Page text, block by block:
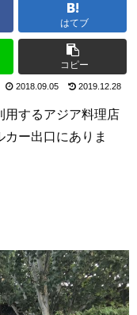
はてブ
コピー
2018.09.05 2019.12.28
用するアジア料理店
ー出口にありま